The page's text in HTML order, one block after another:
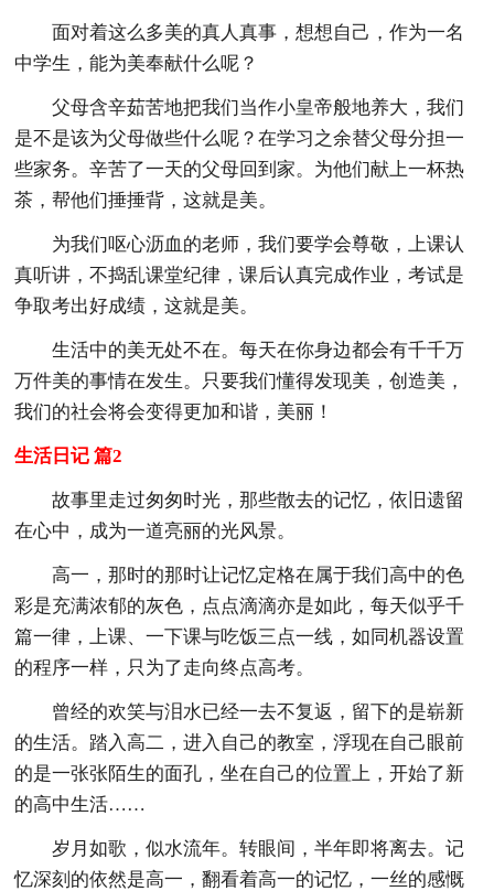
面对着这么多美的真人真事，想想自己，作为一名
中学生，能为美奉献什么呢？
父母含辛茹苦地把我们当作小皇帝般地养大，我们
是不是该为父母做些什么呢？在学习之余替父母分担一
些家务。辛苦了一天的父母回到家。为他们献上一杯热
茶，帮他们捶捶背，这就是美。
为我们呕心沥血的老师，我们要学会尊敬，上课认
真听讲，不捣乱课堂纪律，课后认真完成作业，考试是
争取考出好成绩，这就是美。
生活中的美无处不在。每天在你身边都会有千千万
万件美的事情在发生。只要我们懂得发现美，创造美，
我们的社会将会变得更加和谐，美丽！
生活日记 篇2
故事里走过匆匆时光，那些散去的记忆，依旧遗留
在心中，成为一道亮丽的光风景。
高一，那时的那时让记忆定格在属于我们高中的色
彩是充满浓郁的灰色，点点滴滴亦是如此，每天似乎千
篇一律，上课、一下课与吃饭三点一线，如同机器设置
的程序一样，只为了走向终点高考。
曾经的欢笑与泪水已经一去不复返，留下的是崭新
的生活。踏入高二，进入自己的教室，浮现在自己眼前
的是一张张陌生的面孔，坐在自己的位置上，开始了新
的高中生活……
岁月如歌，似水流年。转眼间，半年即将离去。记
忆深刻的依然是高一，翻看着高一的记忆，一丝的感慨